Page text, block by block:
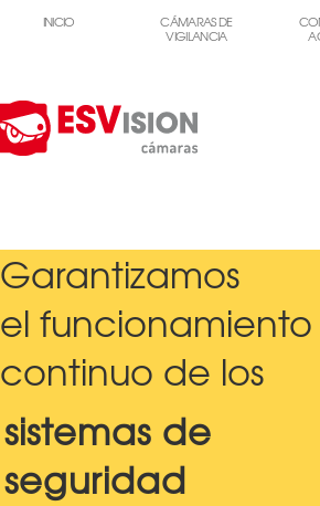
INICIO CÁMARAS DE
VIGILANCIA
Garantizamos
el funcionamiento
continuo de los
sistemas de
seguridad